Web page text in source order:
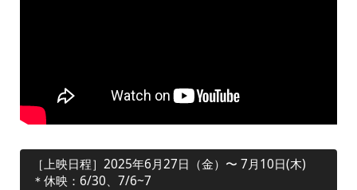
［上映日程］2025年6月27日（金）〜 7月10日(木)
＊休映：6/30、7/6~7